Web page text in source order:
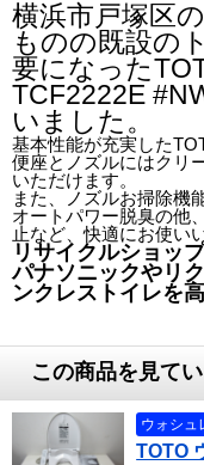
横浜市戸塚区
ものの既設の
要になった
TCF2222E
いました。
基本性能が充実した
便座とノズルにはクリ
いただけます。
また、ノズルお掃除機
オートパワー脱臭の他
止など、快適にお使い
リサイクルショッ
パナソニックやリ
ンクレストイレを
この商品を見て
ウォシュ
TOTO